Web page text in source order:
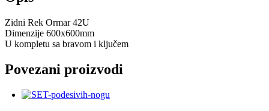
Zidni Rek Ormar 42U
Dimenzije 600x600mm
U kompletu sa bravom i ključem
Povezani proizvodi